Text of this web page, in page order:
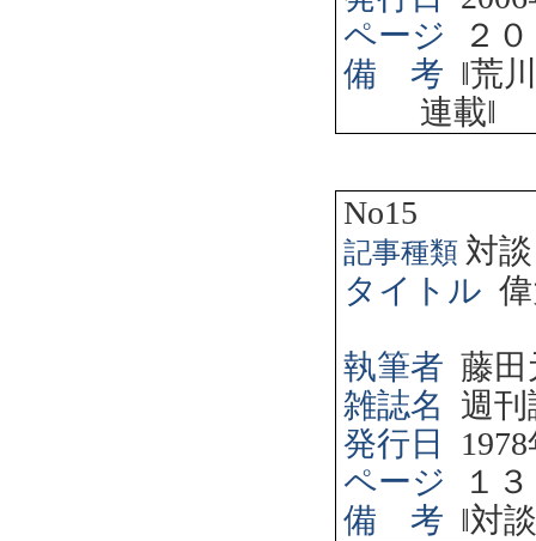
ページ
２
備 考 ‖荒
連載‖
No15
記事種類 対談
タイトル
執筆者 藤田
雑誌名
週刊
発行日
1978
ページ
１
備 考 ‖対談